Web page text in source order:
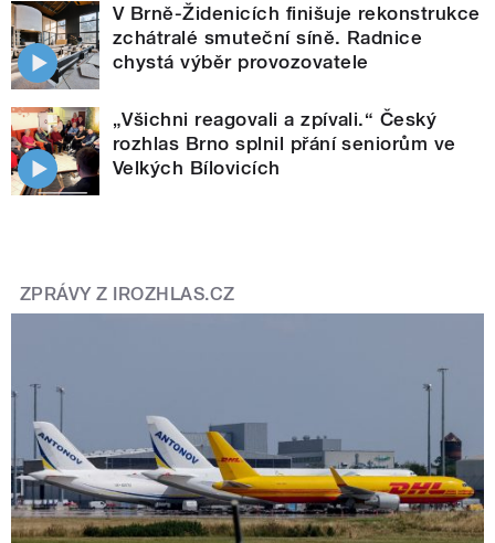
V Brně-Židenicích finišuje rekonstrukce
zchátralé smuteční síně. Radnice
chystá výběr provozovatele
„Všichni reagovali a zpívali.“ Český
rozhlas Brno splnil přání seniorům ve
Velkých Bílovicích
ZPRÁVY Z IROZHLAS.CZ